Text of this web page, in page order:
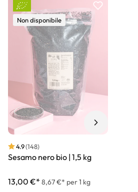
Non disponibile
4.9(148)
Sesamo nero bio | 1,5 kg
13,00 €* 8,67 €* per 1 kg